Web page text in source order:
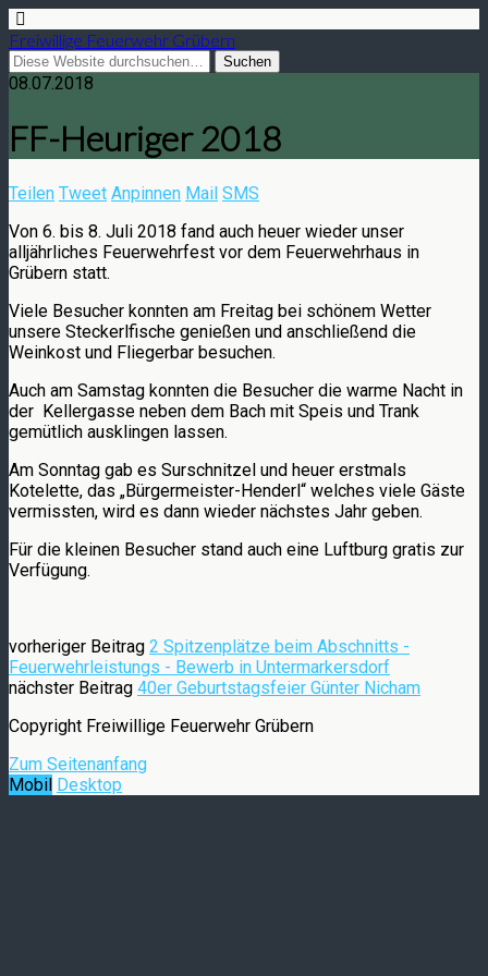
Freiwillige Feuerwehr Grübern
08.07.2018
FF-Heuriger 2018
Teilen Tweet Anpinnen Mail SMS
Von 6. bis 8. Juli 2018 fand auch heuer wieder unser
alljährliches Feuerwehrfest vor dem Feuerwehrhaus in
Grübern statt.
Viele Besucher konnten am Freitag bei schönem Wetter
unsere Steckerlfische genießen und anschließend die
Weinkost und Fliegerbar besuchen.
Auch am Samstag konnten die Besucher die warme Nacht in
der Kellergasse neben dem Bach mit Speis und Trank
gemütlich ausklingen lassen.
Am Sonntag gab es Surschnitzel und heuer erstmals
Kotelette, das „Bürgermeister-Henderl“ welches viele Gäste
vermissten, wird es dann wieder nächstes Jahr geben.
Für die kleinen Besucher stand auch eine Luftburg gratis zur
Verfügung.
vorheriger Beitrag 2 Spitzenplätze beim Abschnitts -
Feuerwehrleistungs - Bewerb in Untermarkersdorf
nächster Beitrag 40er Geburtstagsfeier Günter Nicham
Copyright Freiwillige Feuerwehr Grübern
Zum Seitenanfang
Mobil Desktop